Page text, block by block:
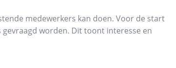
medewerkers kan doen. Voor de start
worden. Dit toont interesse en